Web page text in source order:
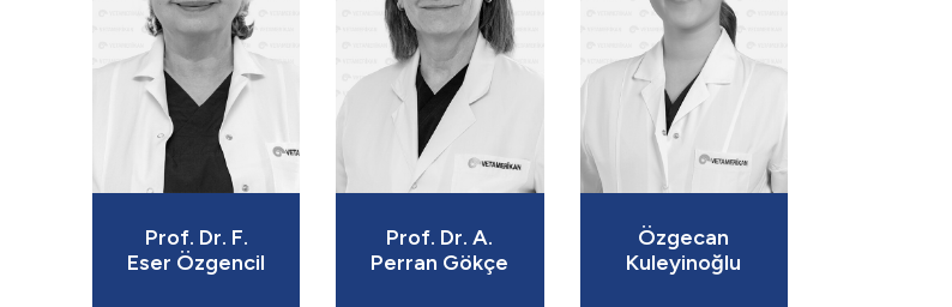
Prof. Dr. F.
Eser Özgencil
Prof. Dr. A.
Perran Gökçe
Özgecan
Kuleyinoğlu